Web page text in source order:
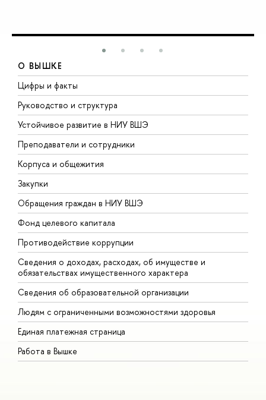
О ВЫШКЕ
Цифры и факты
Руководство и структура
Устойчивое развитие в НИУ ВШЭ
Преподаватели и сотрудники
Корпуса и общежития
Закупки
Обращения граждан в НИУ ВШЭ
Фонд целевого капитала
Противодействие коррупции
Сведения о доходах, расходах, об имуществе и
обязательствах имущественного характера
Сведения об образовательной организации
Людям с ограниченными возможностями здоровья
Единая платежная страница
Работа в Вышке